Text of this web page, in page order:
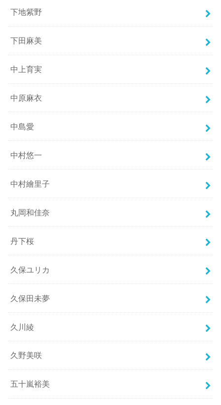
下地紫野
下田麻美
中上育実
中原麻衣
中島愛
中村悠一
中村繪里子
丸岡和佳奈
丹下桜
久保ユリカ
久保田未夢
久川綾
久野美咲
五十嵐裕美